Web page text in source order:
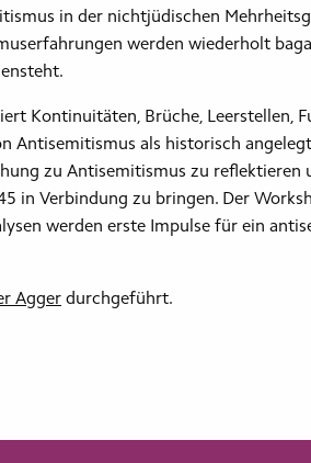
in der nichtjüdischen
werden wiederholt
Kontinuitäten, Brüche, Leerstellen,
Antisemitismus als historisch
zu Antisemitismus zu reflektieren
in Verbindung zu bringen. Der
werden erste Impulse für ein
Agger durchgeführt.